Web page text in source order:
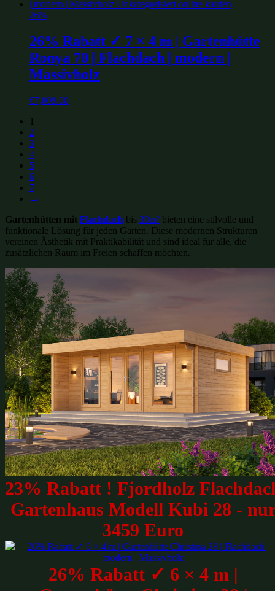
26%
26% Rabatt ✓ 7 × 4 m | Gartenhütte
Ronya 70 | Flachdach | modern |
Massivholz
€7,009.00
1
2
3
4
5
6
7
→
Gartenhütten mit Flachdach bis 30m² bieten eine stilvolle und
funktionale Lösung für jeden Garten. Diese modernen Strukturen
vereinen Ästhetik mit Praktikabilität und sind ideal für alle, die
zusätzlichen Raum im Freien schaffen möchten.
23% Rabatt ! Fjordholz
Gartenhaus Modell Kubi 28 -
3459 Euro
26% Rabatt ✓ 6 × 4 m |